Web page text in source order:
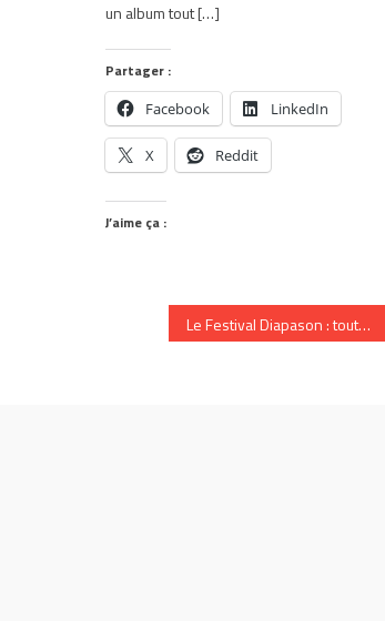
un album tout […]
Partager :
Facebook LinkedIn
X Reddit
J’aime ça :
Le Festival Diapason : toute une première expérience dans le milieu culturel